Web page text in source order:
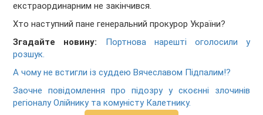
екстраординарним не закінчився.
Хто наступний пане генеральний прокурор України?
Згадайте новину:
Портнова нарешті оголосили у
розшук.
А чому не встигли із суддею Вячеславом Підпалим!?
Заочне повідомлення про підозру у скоєнні злочинів
регіоналу Олійнику та комуністу Калетнику.